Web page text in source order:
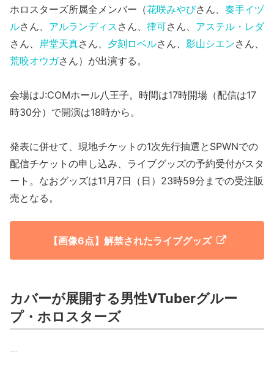
ホロスターズ所属全メンバー（花咲みやびさん、 奏手イヅ
ルさん、 アルランディス さん、 律可さん、 アステル・レダ
さん、 岸堂天真さん、 夕刻ロベルさん、 影山シエンさん、
荒咬オウガさん）が出演する。
会場はJ:COMホール八王子。時間は17時開場（配信は17
時30分）で開演は18時から。
発表に併せて、現地チケットの1次先行抽選とSPWNでの
配信チケットの申し込み、ライブグッズの予約受付がスタ
ート。なおグッズは11月7日（日）23時59分までの受注販
売となる。
【画像6点】解禁されたライブグッズ
カバーが展開する男性VTuberグルー
プ・ホロスターズ
...